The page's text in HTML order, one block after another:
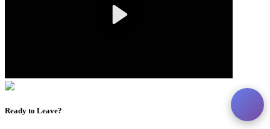
Ready to Leave?